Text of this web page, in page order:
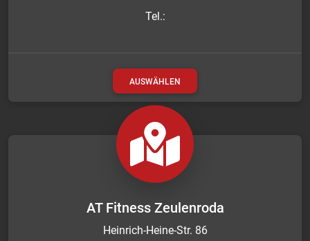
Tel.:
AUSWÄHLEN
AT Fitness Zeulenroda
Heinrich-Heine-Str. 86